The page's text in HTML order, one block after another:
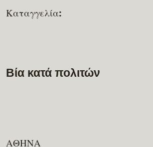
Καταγγελία:
Βία κατά πολιτών
ΑΘΗΝΑ